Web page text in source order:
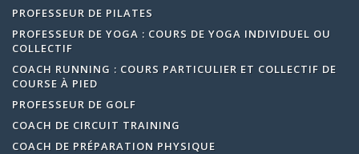
PROFESSEUR DE PILATES
PROFESSEUR DE YOGA : COURS DE YOGA INDIVIDUEL OU
COLLECTIF
COACH RUNNING : COURS PARTICULIER ET COLLECTIF DE
COURSE À PIED
PROFESSEUR DE GOLF
COACH DE CIRCUIT TRAINING
COACH DE PRÉPARATION PHYSIQUE